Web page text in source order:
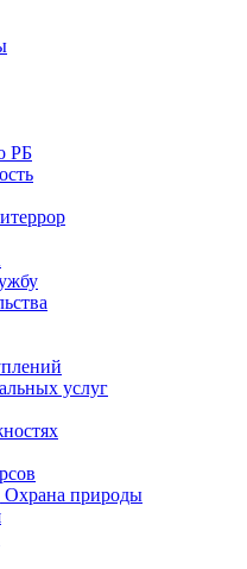
РБ
услуг
Охрана природы